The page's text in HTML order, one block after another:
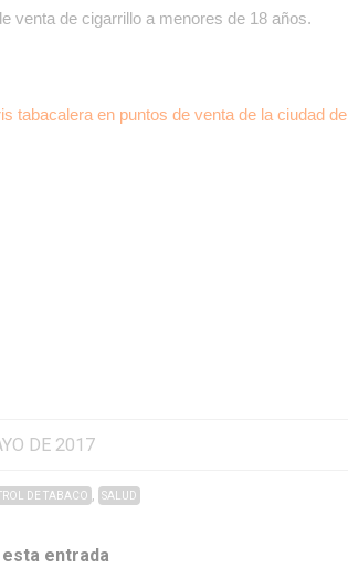
venta de cigarrillo a menores de 18 años.
tabacalera en puntos de venta de la ciudad de
DE 2017
DE TABACO , SALUD
entrada